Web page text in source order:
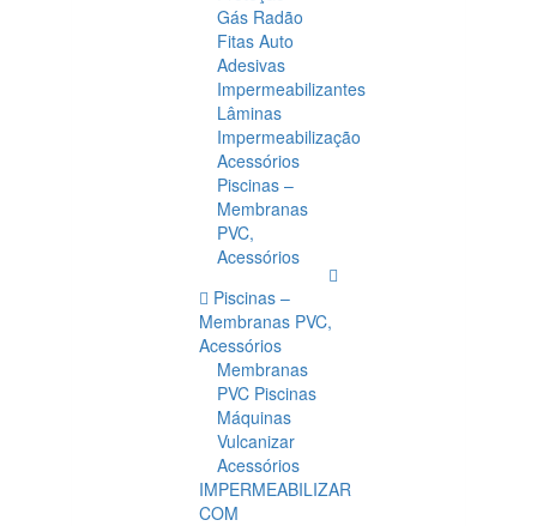
Gás Radão
Fitas Auto
Adesivas
Impermeabilizantes
Lâminas
Impermeabilização
Acessórios
Piscinas –
Membranas
PVC,
Acessórios
Piscinas –
Membranas PVC,
Acessórios
Membranas
PVC Piscinas
Máquinas
Vulcanizar
Acessórios
IMPERMEABILIZAR
COM